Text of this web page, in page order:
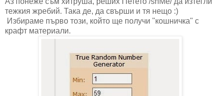
тежкия жребий. Така де, да свърши и тя нещо :)
Избираме първо този, който ще получи "кошничка" с
крафт материали.